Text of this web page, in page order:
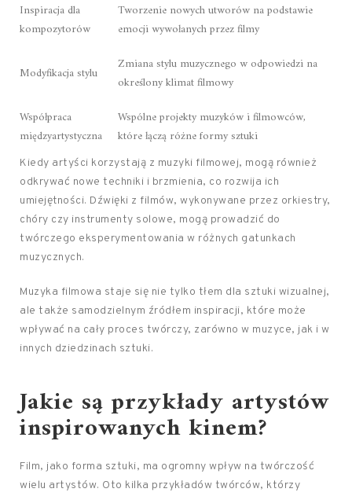
Inspiracja dla
kompozytorów
Tworzenie nowych utworów na podstawie
emocji wywołanych przez filmy
Modyfikacja stylu
Zmiana stylu muzycznego w odpowiedzi na
określony klimat filmowy
Współpraca
międzyartystyczna
Wspólne projekty muzyków i filmowców,
które łączą różne formy sztuki
Kiedy artyści korzystają z muzyki filmowej, mogą również
odkrywać nowe techniki i brzmienia, co rozwija ich
umiejętności. Dźwięki z filmów, wykonywane przez orkiestry,
chóry czy instrumenty solowe, mogą prowadzić do
twórczego eksperymentowania w różnych gatunkach
muzycznych.
Muzyka filmowa staje się nie tylko tłem dla sztuki wizualnej,
ale także samodzielnym źródłem inspiracji, które może
wpływać na cały proces twórczy, zarówno w muzyce, jak i w
innych dziedzinach sztuki.
Jakie są przykłady artystów
inspirowanych kinem?
Film, jako forma sztuki, ma ogromny wpływ na twórczość
wielu artystów. Oto kilka przykładów twórców, którzy